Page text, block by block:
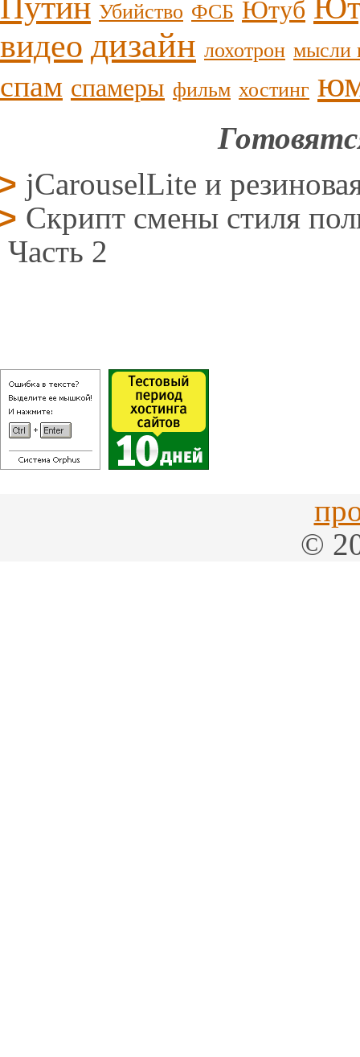
Убийство ФСБ Ютуб
видео дизайн лохотрон мысли
спам спамеры фильм хостинг
jCarouselLite и
Скрипт смены стиля
Часть 2
©